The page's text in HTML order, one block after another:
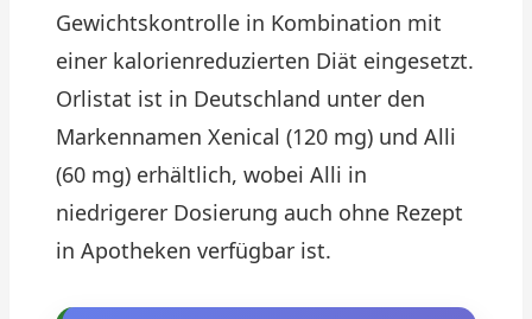
Gewichtskontrolle in Kombination mit
einer kalorienreduzierten Diät eingesetzt.
Orlistat ist in Deutschland unter den
Markennamen Xenical (120 mg) und Alli
(60 mg) erhältlich, wobei Alli in
niedrigerer Dosierung auch ohne Rezept
in Apotheken verfügbar ist.